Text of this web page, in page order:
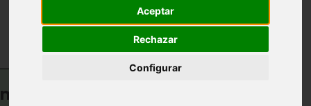
Aceptar
Rechazar
Configurar
precoralígeno (AEIC)
de fondos rocosos